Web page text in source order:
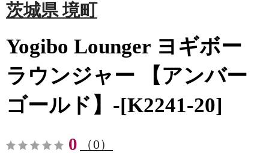
茨城県 境町
Yogibo Lounger ヨギボー
ラウンジャー 【アンバー
ゴールド】-[K2241-20]
0 （0）